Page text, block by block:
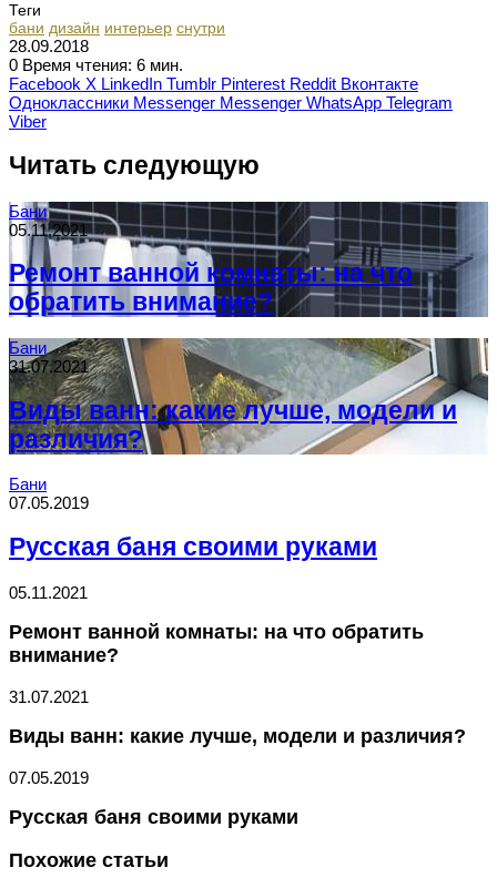
Теги
бани дизайн интерьер снутри
28.09.2018
0 Время чтения: 6 мин.
Facebook X LinkedIn Tumblr Pinterest Reddit Вконтакте
Одноклассники Messenger Messenger WhatsApp Telegram
Viber
Читать следующую
Бани
05.11.2021
Ремонт ванной комнаты: на что
обратить внимание?
Бани
31.07.2021
Виды ванн: какие лучше, модели и
различия?
Бани
07.05.2019
Русская баня своими руками
05.11.2021
Ремонт ванной комнаты: на что обратить
внимание?
31.07.2021
Виды ванн: какие лучше, модели и различия?
07.05.2019
Русская баня своими руками
Похожие статьи